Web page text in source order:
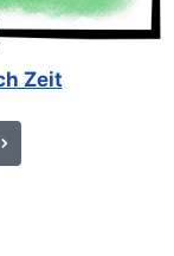
Zeit
Code